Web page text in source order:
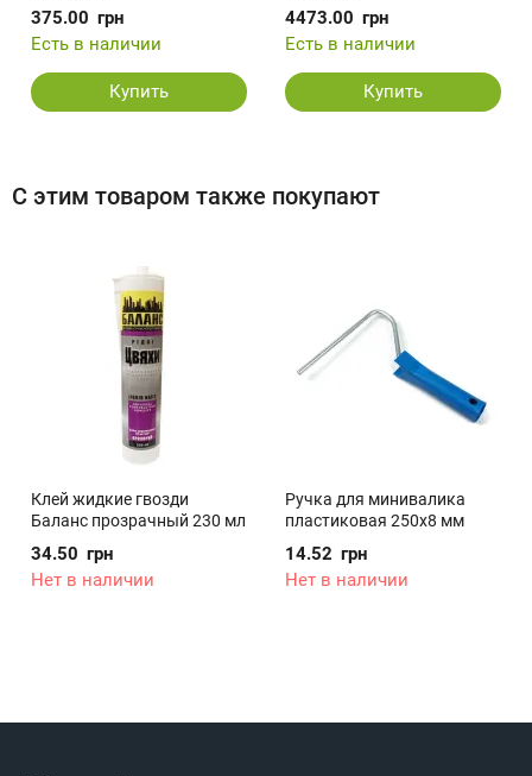
375.00 грн
Есть в наличии
Купить
4473.00 грн
Есть в наличии
Купить
С этим товаром также покупают
Клей жидкие гвозди
Баланс прозрачный 230 мл
34.50 грн
Нет в наличии
Ручка для минивалика
пластиковая 250х8 мм
14.52 грн
Нет в наличии